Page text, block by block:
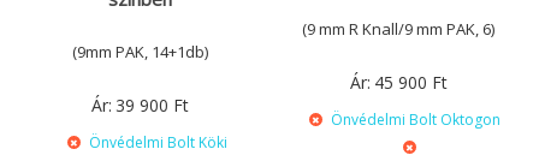
(9mm PAK, 14+1db)
Ár: 39 900 Ft
Önvédelmi Bolt Köki
(9 mm R Knall/9 mm PAK, 6)
Ár: 45 900 Ft
Önvédelmi Bolt Oktogon